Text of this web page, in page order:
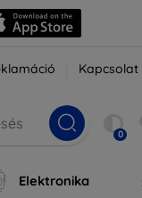
Kapcsolat
0
Elektronika